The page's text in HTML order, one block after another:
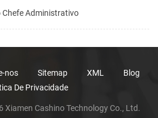
Chefe Administrativo
nos Sitemap XML
Blog
De Privacidade
Cashino Technology Co., Ltd.